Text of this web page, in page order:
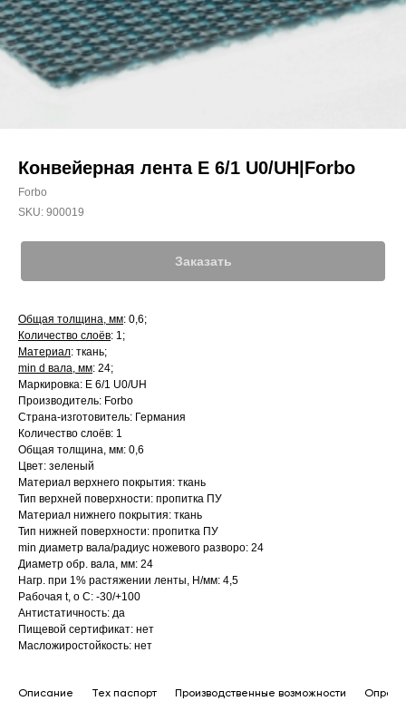
Конвейерная лента E 6/1 U0/UH|Forbo
Forbo
SKU: 900019
Заказать
Общая толщина, мм: 0,6;
Количество слоёв: 1;
Материал: ткань;
min d вала, мм: 24;
Маркировка: E 6/1 U0/UH
Производитель: Forbo
Страна-изготовитель: Германия
Количество слоёв: 1
Общая толщина, мм: 0,6
Цвет: зеленый
Материал верхнего покрытия: ткань
Тип верхней поверхности: пропитка ПУ
Материал нижнего покрытия: ткань
Тип нижней поверхности: пропитка ПУ
min диаметр вала/радиус ножевого разворо: 24
Диаметр обр. вала, мм: 24
Нагр. при 1% растяжении ленты, Н/мм: 4,5
Рабочая t, о С: -30/+100
Антистатичность: да
Пищевой сертификат: нет
Масложиростойкость: нет
Описание Тех паспорт Производственные возможности